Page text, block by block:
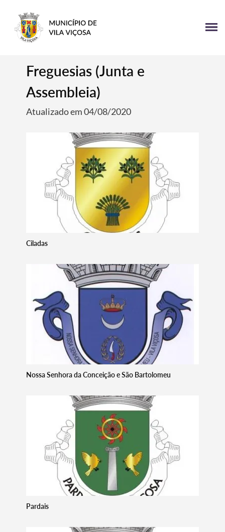
Termo de Pesquisa
Freguesias (Junta e
Assembleia)
Atualizado em 04/08/2020
Ciladas
Nossa Senhora da Conceição e São Bartolomeu
Pardais